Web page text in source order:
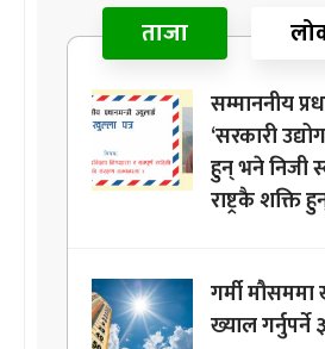
ताजा
सम्माननीय
‘सरकारी
हुन् भने निजी
राष्ट्रकै शक्ति
गर्मी मौसममा
ख्याल